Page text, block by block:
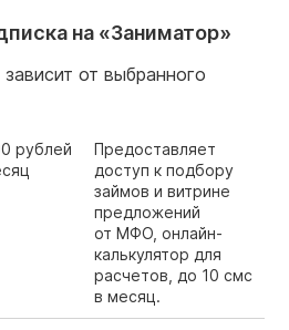
на «Заниматор»
от выбранного
рублей
Предоставляет
доступ к подбору
займов и витрине
предложений
от МФО, онлайн-
калькулятор для
расчетов, до 10 смс
в месяц.